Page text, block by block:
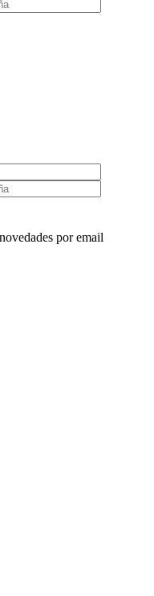
por email